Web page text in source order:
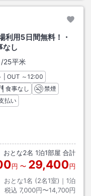
利用5日間無料！・
なし
/25平米
イン
| OUT チェックアウト
～12:00
食事なし
禁煙
払い
おとな2名 1泊1部屋 合計
円 〜 29,400円
おとな1名 (2名1室)｜ 1泊
税込 7,000円〜14,700円